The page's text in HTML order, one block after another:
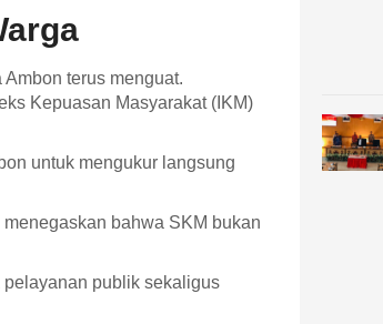
terus menguat.
Kepuasan Masyarakat (IKM)
untuk mengukur langsung
bahwa SKM bukan
pelayanan publik sekaligus